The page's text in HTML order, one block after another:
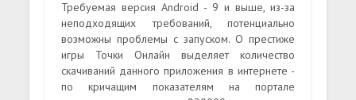
Требуемая версия Android - 9 и выше, из-за
неподходящих требований, потенциально
возможны проблемы с запуском. О престиже
игры Точки Онлайн выделяет количество
скачиваний данного приложения в интернете -
по кричащим показателям на портале